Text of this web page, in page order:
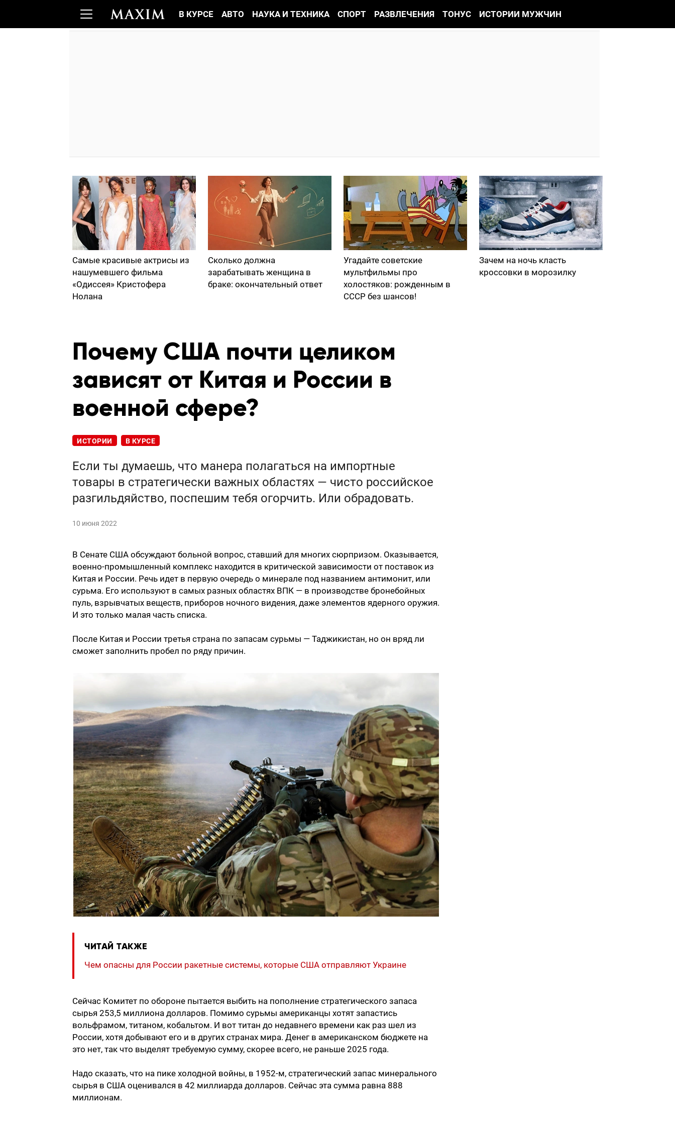
В КУРСЕ АВТО НАУКА И ТЕХНИКА СПОРТ РАЗВЛЕЧЕНИЯ ТОНУС ИСТОРИИ МУЖЧИН
Самые красивые актрисы из
нашумевшего фильма
«Одиссея» Кристофера
Нолана
Сколько должна
зарабатывать женщина в
браке: окончательный ответ
Угадайте советские
мультфильмы про
холостяков: рожденным в
СССР без шансов!
Зачем на ночь класть
кроссовки в морозилку
Почему США почти целиком
зависят от Китая и России в
военной сфере?
ИСТОРИИ В КУРСЕ
Если ты думаешь, что манера полагаться на импортные
товары в стратегически важных областях — чисто российское
разгильдяйство, поспешим тебя огорчить. Или обрадовать.
10 июня 2022
В Сенате США обсуждают больной вопрос, ставший для многих сюрпризом. Оказывается,
военно-промышленный комплекс находится в критической зависимости от поставок из
Китая и России. Речь идет в первую очередь о минерале под названием антимонит, или
сурьма. Его используют в самых разных областях ВПК — в производстве бронебойных
пуль, взрывчатых веществ, приборов ночного видения, даже элементов ядерного оружия.
И это только малая часть списка.
После Китая и России третья страна по запасам сурьмы — Таджикистан, но он вряд ли
сможет заполнить пробел по ряду причин.
ЧИТАЙ ТАКЖЕ
Чем опасны для России ракетные системы, которые США отправляют Украине
Сейчас Комитет по обороне пытается выбить на пополнение стратегического запаса
сырья 253,5 миллиона долларов. Помимо сурьмы американцы хотят запастись
вольфрамом, титаном, кобальтом. И вот титан до недавнего времени как раз шел из
России, хотя добывают его и в других странах мира. Денег в американском бюджете на
это нет, так что выделят требуемую сумму, скорее всего, не раньше 2025 года.
Надо сказать, что на пике холодной войны, в 1952-м, стратегический запас минерального
сырья в США оценивался в 42 миллиарда долларов. Сейчас эта сумма равна 888
миллионам.